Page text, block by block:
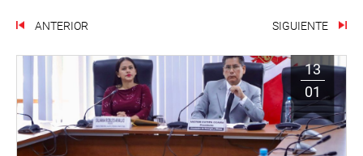
ANTERIOR SIGUIENTE
13
01